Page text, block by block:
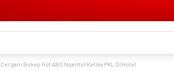
Cergam Bokep Hot ABG Ngentot Ketika PKL Di Hotel